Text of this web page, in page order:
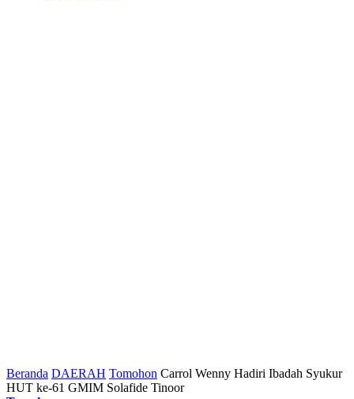
Beranda DAERAH Tomohon Carrol Wenny Hadiri Ibadah Syukur
HUT ke-61 GMIM Solafide Tinoor